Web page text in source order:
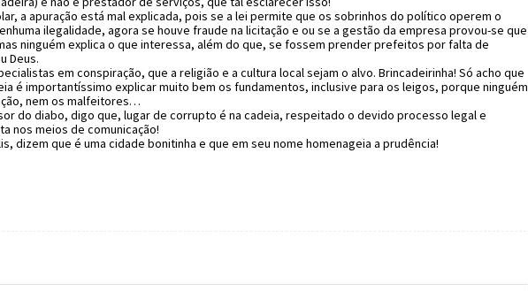
a apuração está mal explicada, pois se a lei permite que os sobrinhos do político operem o
ilegalidade, agora se houve fraude na licitação e ou se a gestão da empresa provou-se que
ninguém explica o que interessa, além do que, se fossem prender prefeitos por falta de
Deus.
em conspiração, que a religião e a cultura local sejam o alvo. Brincadeirinha! Só acho que
é importantíssimo explicar muito bem os fundamentos, inclusive para os leigos, porque ninguém
nem os malfeitores…
do diabo, digo que, lugar de corrupto é na cadeia, respeitado o devido processo legal e
nos meios de comunicação!
dizem que é uma cidade bonitinha e que em seu nome homenageia a prudência!